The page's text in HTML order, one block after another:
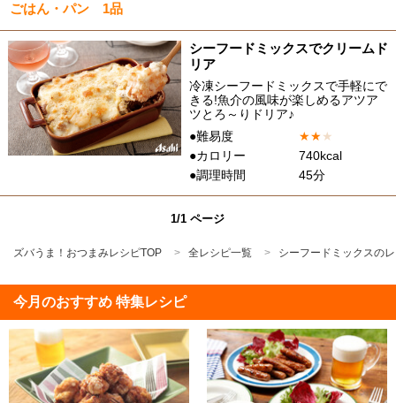
ごはん・パン 1品
シーフードミックスでクリームド
リア
冷凍シーフードミックスで手軽にで
きる!魚介の風味が楽しめるアツア
ツとろ～りドリア♪
●難易度
★★★
●カロリー
740kcal
●調理時間
45分
1/1 ページ
ズバうま！おつまみレシピTOP 全レシピ一覧 シーフードミックスの
今月のおすすめ 特集レシピ